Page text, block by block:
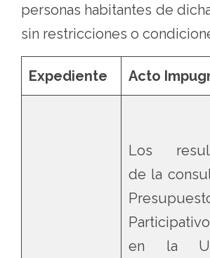
personas habitantes de
sin restricciones o
Expediente Acto
Los
de la
en la